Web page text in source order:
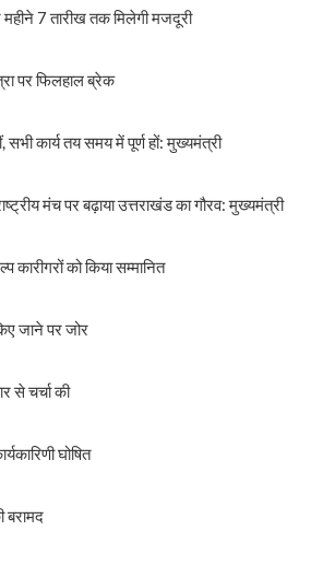
7 तारीख तक मिलेगी मजदूरी
पर फिलहाल ब्रेक
सभी कार्य तय समय में पूर्ण हों: मुख्यमंत्री
मंच पर बढ़ाया उत्तराखंड का गौरव: मुख्यमंत्री
को किया सम्मानित
जाने पर जोर
से चर्चा की
घोषित
बरामद